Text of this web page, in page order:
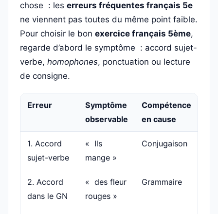
chose : les erreurs fréquentes français 5e
ne viennent pas toutes du même point faible.
Pour choisir le bon exercice français 5ème,
regarde d’abord le symptôme : accord sujet-
verbe, homophones, ponctuation ou lecture
de consigne.
Erreur
Symptôme
observable
Compétence
en cause
1. Accord
sujet-verbe
« Ils
mange »
Conjugaison
2. Accord
dans le GN
« des fleur
rouges »
Grammaire